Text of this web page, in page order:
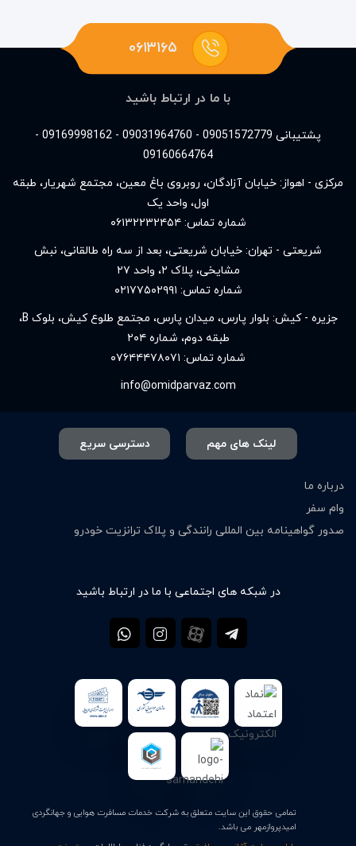
۰۶۱۳۱۶۵
با ما در ارتباط باشید
پشتیبانی 09051572779 - 09031964760 - 09169998162 -
09160664764
مرکزی - اهواز: خیابان آزادگان، روبروی باغ معین، مجتمع شهریار، طبقه
اول، واحد یک
شماره تماس:۰۶۱۳۲۲۳۲۴۵۴
شریعتی - تهران: خیابان شریعتی، بعد از سه راه طالقانی، نبش
مشایخی، پلاک ۲، واحد ۲۷
شماره تماس: ۰۲۱۷۷۵۰۲۹۹۱
جزیره - کیش: بلوار پارس، میدان پارس، مجتمع طلوع کیش، بلوک B،
طبقه دوم، شماره ۲۰۴
شماره تماس: ۰۷۶۴۴۴۷۸۰۷۱
info@omidparvaz.com
لینک های مهم دسترسی سریع
درباره ما
وام سفر
صدور گواهینامه بین المللی رانندگی و پلاک ترانزیت خودرو
در شبکه های اجتماعی با ما در ارتباط باشید
تمامی حقوق این سایت متعلق به شرکت خدمات مسافرت هوایی و جهانگردی
امیدپروازمهر می باشد.